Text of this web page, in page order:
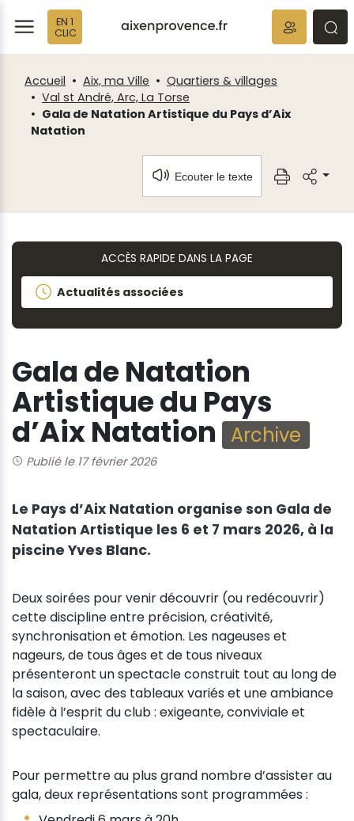
EN 1
CLIC
Accueil Aix, ma Ville
Quartiers & villages
Val st André, Arc, La Torse
Gala de Natation Artistique du Pays d’Aix
Natation
Ecouter le texte
ACCÈS RAPIDE DANS LA PAGE
Actualités associées
Gala de Natation
Artistique du Pays
d’Aix Natation Archive
Publié le 17 février 2026
Le Pays d’Aix Natation organise son Gala de
Natation Artistique les 6 et 7 mars 2026, à la
piscine Yves Blanc.
Deux soirées pour venir découvrir (ou redécouvrir)
cette discipline entre précision, créativité,
synchronisation et émotion. Les nageuses et
nageurs, de tous âges et de tous niveaux
présenteront un spectacle construit tout au long de
la saison, avec des tableaux variés et une ambiance
fidèle à l’esprit du club : exigeante, conviviale et
spectaculaire.
Pour permettre au plus grand nombre d’assister au
gala, deux représentations sont programmées :
Fenêtre
de
chat
Panneau de gestion des cookies